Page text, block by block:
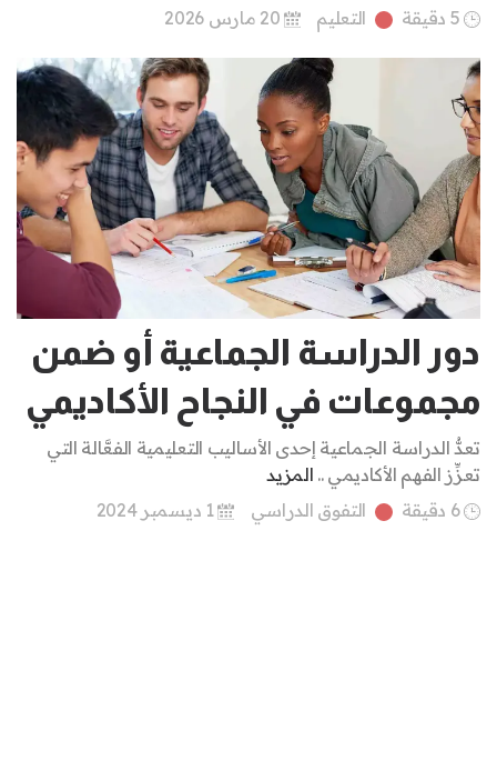
5 دقيقة
التعليم 20 مارس 2026
دور الدراسة الجماعية أو ضمن
مجموعات في النجاح الأكاديمي
تعدُّ الدراسة الجماعية إحدى الأساليب التعليمية الفعَّالة التي
تعزِّز الفهم الأكاديمي .. المزيد
6 دقيقة
التفوق الدراسي 1 ديسمبر 2024